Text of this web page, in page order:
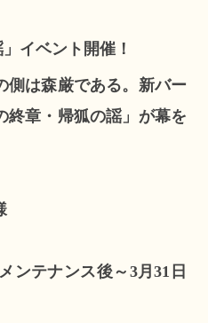
イベント開催！
側は森厳である。新バー
終章・帰狐の謡」が幕を
ンテナンス後～3月31日